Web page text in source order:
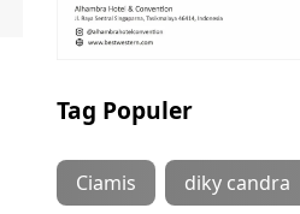
Tag Populer
Ciamis diky candra